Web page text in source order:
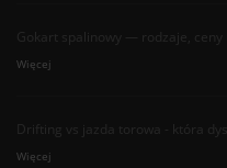
Gokart spalinowy — rodzaje,
Więcej
Drifting vs jazda torowa - która
Więcej